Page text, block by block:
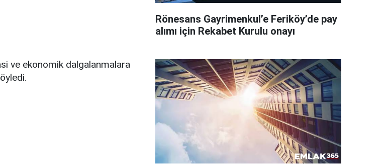
ve ekonomik dalgalanmalara
Rönesans Gayrimenkul’e Feriköy’de pay
alımı için Rekabet Kurulu onayı